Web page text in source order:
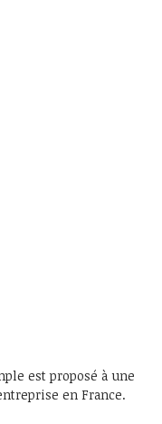
est proposé à une
en France.